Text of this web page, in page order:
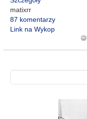
matixrr
87 komentarzy
Link na Wykop